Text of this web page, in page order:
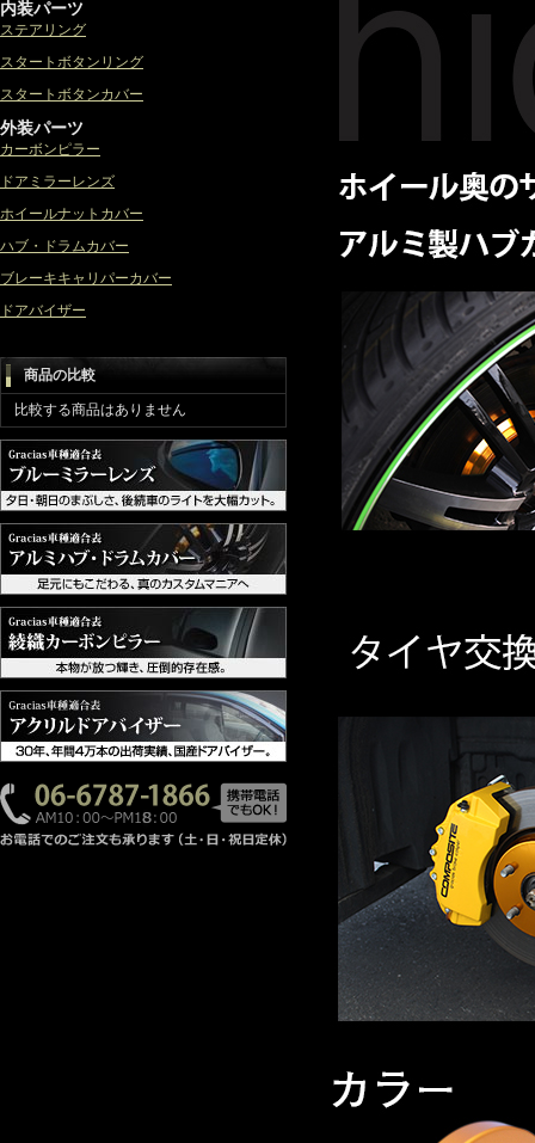
内装パーツ
ステアリング
スタートボタンリング
スタートボタンカバー
外装パーツ
カーボンピラー
ドアミラーレンズ
ホイールナットカバー
ハブ・ドラムカバー
ブレーキキャリパーカバー
ドアバイザー
商品の比較
比較する商品はありません